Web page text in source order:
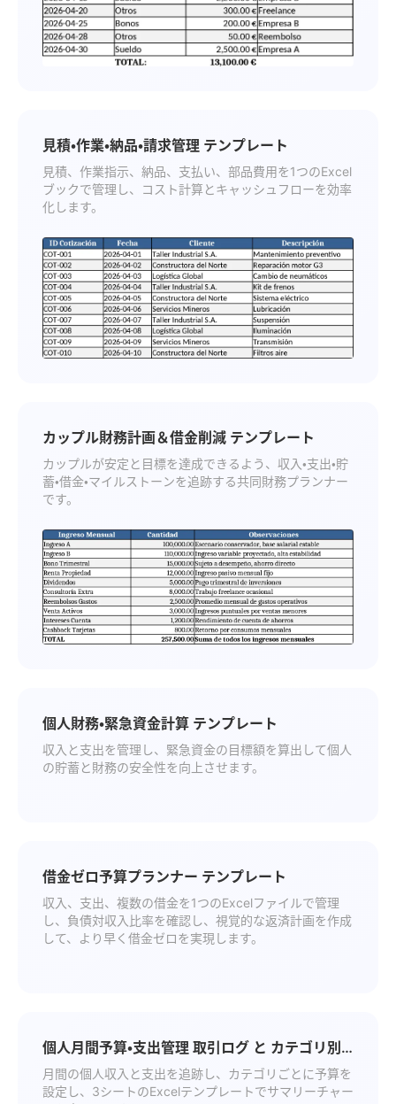
見積・作業・納品・請求管理 テンプレート
見積、作業指示、納品、支払い、部品費用を1つのExcel
ブックで管理し、コスト計算とキャッシュフローを効率
化します。
カップル財務計画＆借金削減 テンプレート
カップルが安定と目標を達成できるよう、収入・支出・貯
蓄・借金・マイルストーンを追跡する共同財務プランナー
です。
個人財務・緊急資金計算 テンプレート
収入と支出を管理し、緊急資金の目標額を算出して個人
の貯蓄と財務の安全性を向上させます。
借金ゼロ予算プランナー テンプレート
収入、支出、複数の借金を1つのExcelファイルで管理
し、負債対収入比率を確認し、視覚的な返済計画を作成
して、より早く借金ゼロを実現します。
個人月間予算・支出管理 取引ログ と カテゴリ別
予算 テンプレート
月間の個人収入と支出を追跡し、カテゴリごとに予算を
設定し、3シートのExcelテンプレートでサマリーチャー